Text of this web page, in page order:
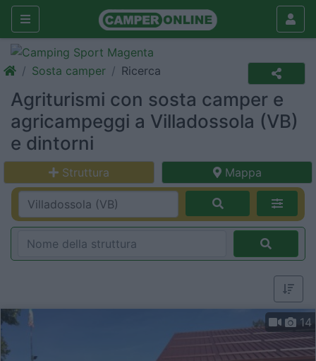
Sosta camper Ricerca
Agriturismi con sosta camper e
agricampeggi a Villadossola (VB)
e dintorni
Struttura Mappa
14